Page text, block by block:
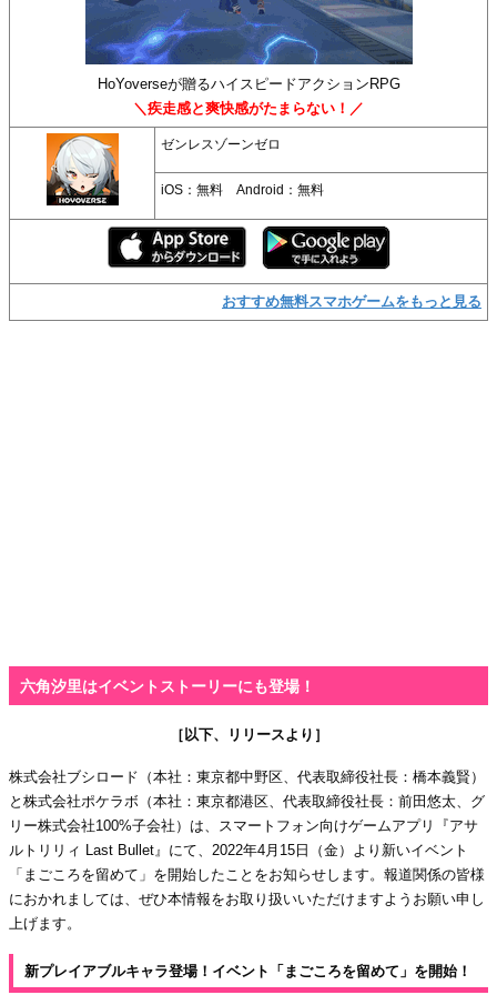
HoYoverseが贈るハイスピードアクションRPG
＼疾走感と爽快感がたまらない！／
ゼンレスゾーンゼロ
iOS：無料 Android：無料
おすすめ無料スマホゲームをもっと見る
六角汐里はイベントストーリーにも登場！
［以下、リリースより］
株式会社ブシロード（本社：東京都中野区、代表取締役社長：橋本義賢）
と株式会社ポケラボ（本社：東京都港区、代表取締役社長：前田悠太、グ
リー株式会社100%子会社）は、スマートフォン向けゲームアプリ『アサ
ルトリリィ Last Bullet』にて、2022年4月15日（金）より新いイベント
「まごころを留めて」を開始したことをお知らせします。報道関係の皆様
におかれましては、ぜひ本情報をお取り扱いいただけますようお願い申し
上げます。
新プレイアブルキャラ登場！イベント「まごころを留めて」を開始！